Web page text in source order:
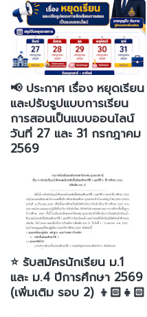
📢 ประกาศ เรื่อง หยุดเรียน
และปรับรูปแบบการเรียน
การสอนเป็นแบบออนไลน์
วันที่ 27 และ 31 กรกฎาคม
2569
⭐️ รับสมัครนักเรียน ม.1
และ ม.4 ปีการศึกษา 2569
(เพิ่มเติม รอบ 2) 👦🏻👧🏻